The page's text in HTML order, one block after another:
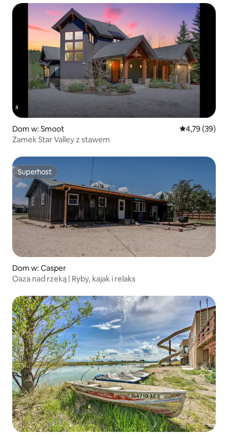
Dom w: Smoot Średnia
4,79 (39)
Zamek Star Valley z stawem
Superhost
Superhost
Dom w: Casper
Oaza nad rzeką | Ryby, kajak i relaks